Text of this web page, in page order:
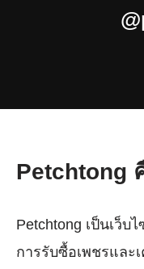
Petchtong
Petchtong เป็นเว็
การรับซื้อเพชรและ